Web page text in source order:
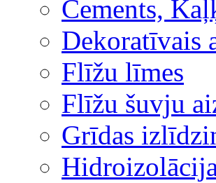
Cements,
Dekoratīvais
Flīžu līmes
Flīžu šuvju
Grīdas